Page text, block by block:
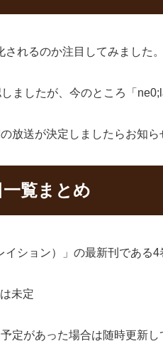
されるのか注目してみました。
ましたが、今のところ「
放送が決定しましたらお知ら
覧まとめ
ション）」の最新刊である
未定
定があった場合は随時更新